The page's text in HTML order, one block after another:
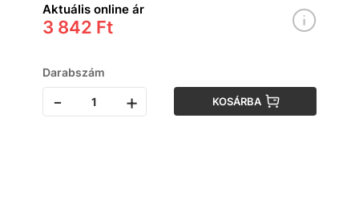
Aktuális online ár
3 842 Ft
Darabszám
- + KOSÁRBA